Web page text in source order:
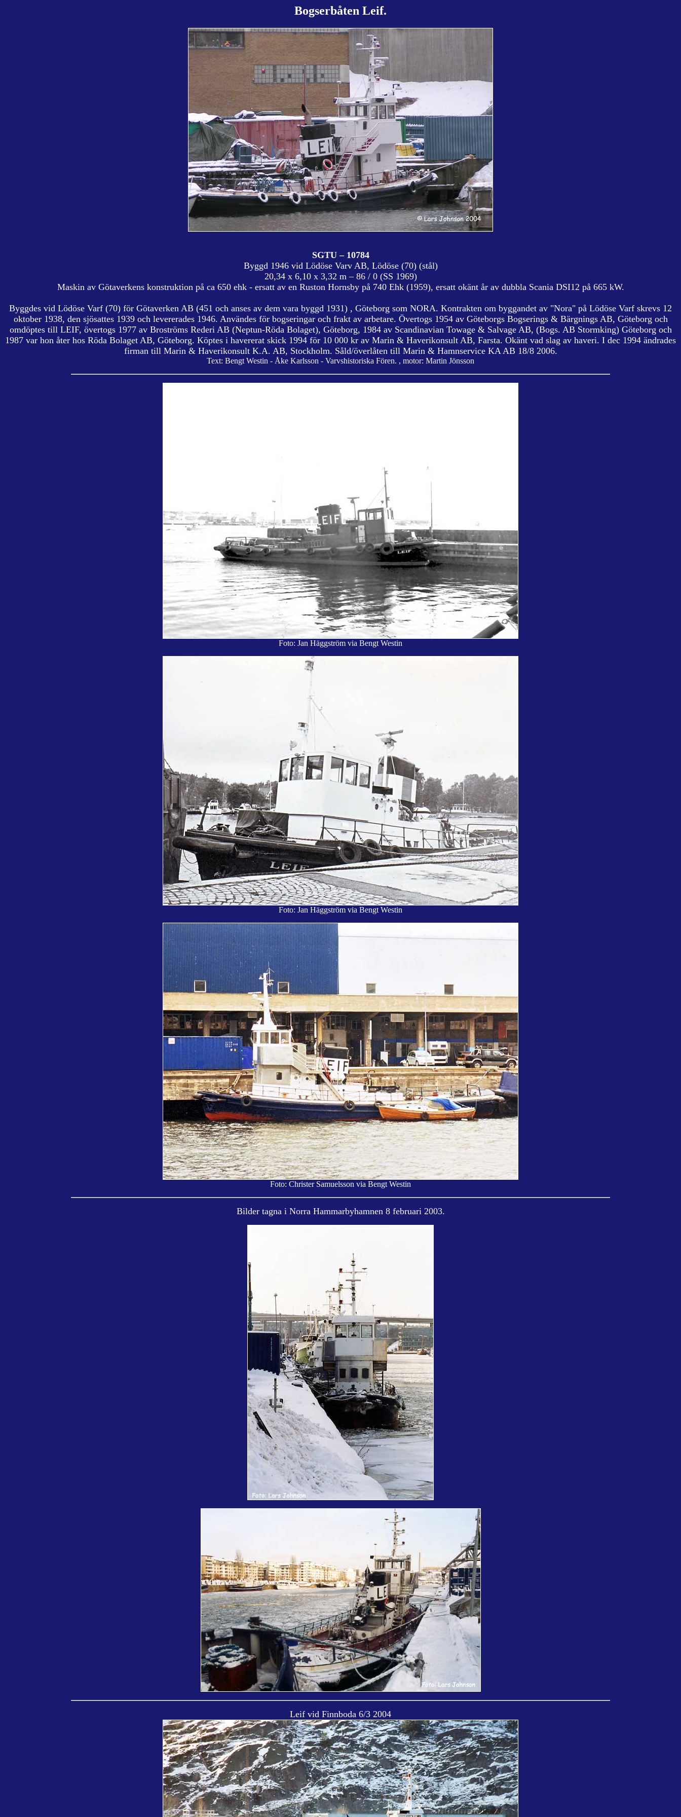
Bogserbåten Leif.
SGTU – 10784
Byggd 1946 vid Lödöse Varv AB, Lödöse (70) (stål)
20,34 x 6,10 x 3,32 m – 86 / 0 (SS 1969)
Maskin av Götaverkens konstruktion på ca 650 ehk - ersatt av en Ruston Hornsby på 740 Ehk (1959), ersatt okänt år av dubbla Scania DSI12 på 665 kW.
Byggdes vid Lödöse Varf (70) för Götaverken AB (451 och anses av dem vara byggd 1931) , Göteborg som NORA. Kontrakten om byggandet av "Nora" på Lödöse Varf skrevs 12
oktober 1938, den sjösattes 1939 och levererades 1946. Användes för bogseringar och frakt av arbetare. Övertogs 1954 av Göteborgs Bogserings & Bärgnings AB, Göteborg och
omdöptes till LEIF, övertogs 1977 av Broströms Rederi AB (Neptun-Röda Bolaget), Göteborg, 1984 av Scandinavian Towage & Salvage AB, (Bogs. AB Stormking) Göteborg och
1987 var hon åter hos Röda Bolaget AB, Göteborg. Köptes i havererat skick 1994 för 10 000 kr av Marin & Haverikonsult AB, Farsta. Okänt vad slag av haveri. I dec 1994 ändrades
firman till Marin & Haverikonsult K.A. AB, Stockholm. Såld/överlåten till Marin & Hamnservice KA AB 18/8 2006.
Text: Bengt Westin - Åke Karlsson - Varvshistoriska Fören. , motor: Martin Jönsson
Foto: Jan Häggström via Bengt Westin
Foto: Jan Häggström via Bengt Westin
Foto: Christer Samuelsson via Bengt Westin
Bilder tagna i Norra Hammarbyhamnen 8 februari 2003.
Leif vid Finnboda 6/3 2004